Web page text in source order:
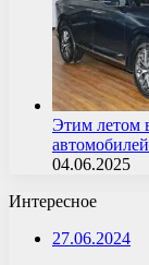
Этим летом
04.06.2025
Интересное
27.06.2024